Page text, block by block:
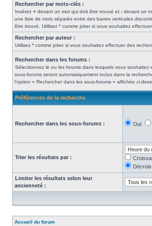
Rechercher par mots-clés :
Insérez + devant un mot qui doit être trouvé et - devant un
une liste de mots séparés entre des barres verticales
être trouvé. Utilisez * comme joker si vous souhaitez
Rechercher par auteur :
Utilisez * comme joker si vous souhaitez effectuer des
Rechercher dans les forums :
Sélectionnez le ou les forums dans lesquels vous souhaitez
sous-forums seront automatiquement inclus dans la
l’option « Rechercher dans les sous-forums » affichée ci-
Préférences de la recherche
Rechercher dans les sous-forums : Oui
Trier les résultats par :
Limiter les résultats selon leur
ancienneté :
Accueil du forum